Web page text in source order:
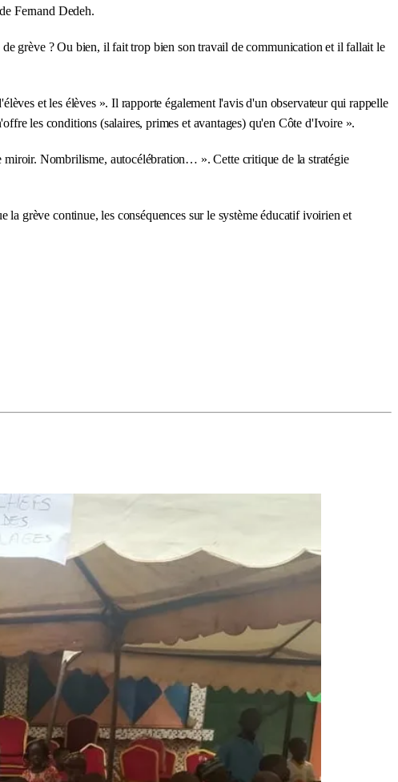
Fernand Dedeh.
grève ? Ou bien, il fait trop bien son travail de communication et il fallait le
et les élèves ». Il rapporte également l'avis d'un observateur qui rappelle
les conditions (salaires, primes et avantages) qu'en Côte d'Ivoire ».
miroir. Nombrilisme, autocélébration… ». Cette critique de la stratégie
grève continue, les conséquences sur le système éducatif ivoirien et